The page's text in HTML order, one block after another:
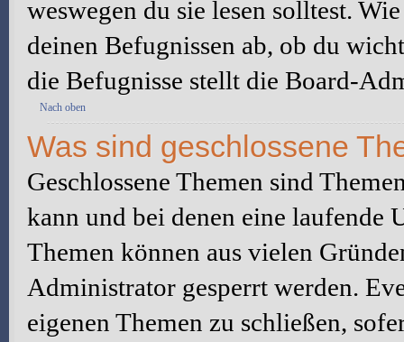
weswegen du sie lesen solltest.
deinen Befugnissen ab, ob du
die Befugnisse stellt die Board-
Nach oben
Was sind geschlossene
Geschlossene Themen sind
kann und bei denen eine laufende
Themen können aus vielen
Administrator gesperrt werden.
eigenen Themen zu schließen,